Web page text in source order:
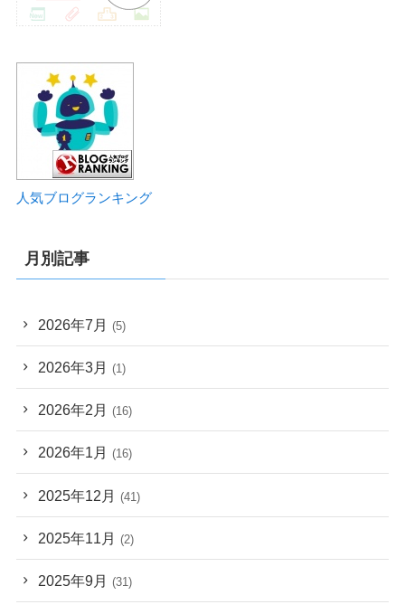
人気ブログランキング
月別記事
2026年7月 (5)
2026年3月 (1)
2026年2月 (16)
2026年1月 (16)
2025年12月 (41)
2025年11月 (2)
2025年9月 (31)